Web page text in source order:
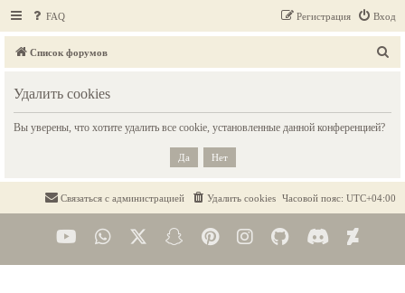
FAQ Вход
Регистрация
Список форумов
с
Удалить cookies
Вы уверены, что хотите удалить все cookie, установленные данной конференцией?
Часовой пояс: UTC+04:00
Удалить cookies
Связаться с администрацией